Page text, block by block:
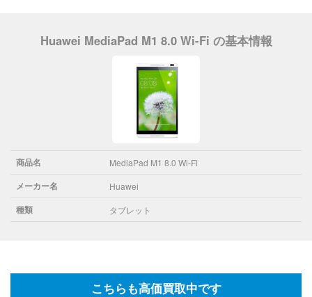
Huawei MediaPad M1 8.0 Wi-Fi の基本情報
商品名 MediaPad M1 8.0 Wi-Fi
メーカー名 Huawei
種類 タブレット
こちらも高価買取中です